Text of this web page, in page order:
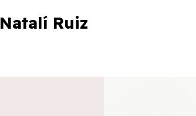
Natalí Ruiz